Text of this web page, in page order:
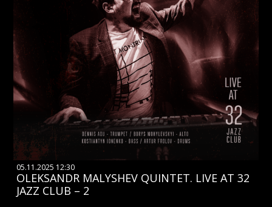
05.11.2025 12:30
OLEKSANDR MALYSHEV QUINTET. LIVE AT 32
JAZZ CLUB – 2